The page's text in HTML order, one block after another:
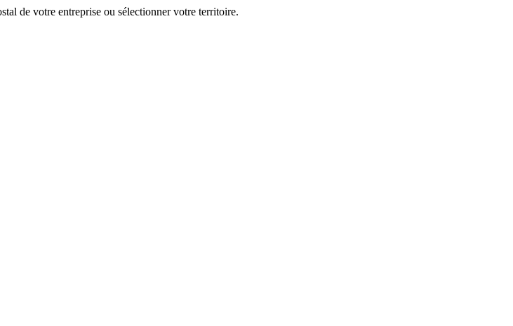
de votre entreprise ou sélectionner votre territoire.